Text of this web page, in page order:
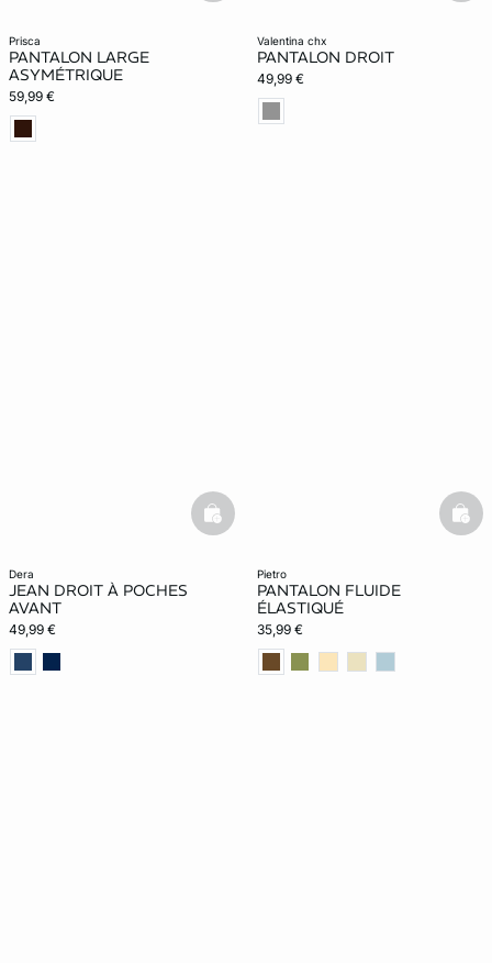
prisca
PANTALON LARGE
ASYMÉTRIQUE
59,99 €
valentina chx
PANTALON DROIT
49,99 €
dera
JEAN DROIT À POCHES
AVANT
49,99 €
basketfull
pietro
PANTALON FLUIDE
ÉLASTIQUÉ
35,99 €